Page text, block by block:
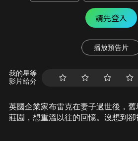
請先登入
播放預告片
我的星等
影片給分
英國企業家布雷克在妻子過世後，
莊園，想重溫以往的回憶。沒想到卻